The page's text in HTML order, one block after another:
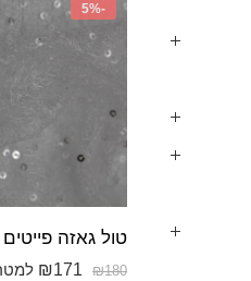
-5%
טול גאזה
₪180
₪171